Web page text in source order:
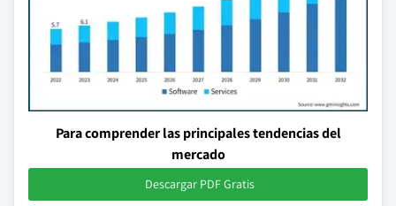
Para comprender las principales tendencias del
mercado
Descargar PDF Gratis